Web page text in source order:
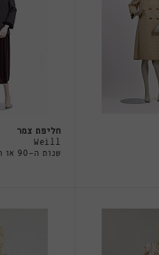
חליפת צמר
Weill
שנות ה-90 או ה-2000